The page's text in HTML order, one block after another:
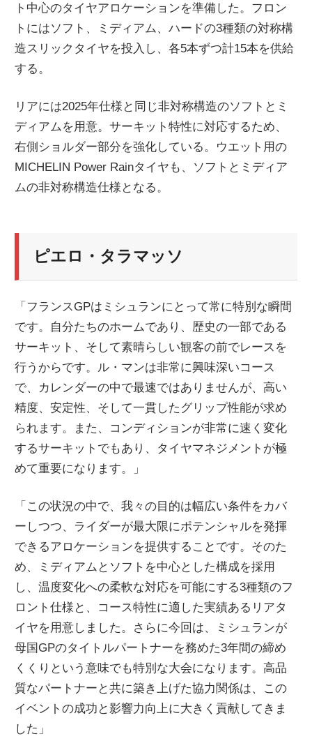
ト中心のタイヤアロケーションを準備した。フロン
トにはソフト、ミディアム、ハードの3種類の対称構
造スリックタイヤを投入し、各5本ずつ計15本を供給
する。
リアには2025年仕様と同じ非対称構造のソフトとミ
ディアムを用意。サーキット特性に対応するため、
右側ショルダー部分を強化している。ウエット用の
MICHELIN Power Rainタイヤも、ソフトとミディア
ムの非対称構造仕様となる。
ピエロ・タラマッソ
「フランスGPはミシュランにとって常に特別な瞬間
です。自分たちのホームであり、歴史の一部である
サーキット、そして素晴らしい観客の前でレースを
行うからです。ル・マンは非常に興味深いコース
で、カレンダーの中で最速ではありませんが、高い
精度、安定性、そして一貫したグリップ性能が求め
られます。また、コンディションが非常に速く変化
するサーキットでもあり、タイヤマネジメントが極
めて重要になります。」
「この状況の中で、我々の目的は幅広い条件をカバ
ーしつつ、ライダーが最大限にポテンシャルを発揮
できるアロケーションを提供することです。そのた
め、ミディアムとソフトを中心とした構成を採用
し、温度変化への柔軟な対応を可能にする3種類のフ
ロント仕様と、コース特性に適した実績あるリアタ
イヤを用意しました。さらに今回は、ミシュランが
母国GPのタイトルパートナーを務めた3年間の締め
くくりという意味でも特別な大会になります。高品
質なパートナーと共に築き上げた協力関係は、この
イベントの成功と影響力向上に大きく貢献してきま
した」